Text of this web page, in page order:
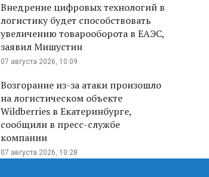
Внедрение цифровых технологий в
логистику будет способствовать
увеличению товарооборота в ЕАЭС,
заявил Мишустин
07 августа 2026, 10:09
Возгорание из-за атаки произошло
на логистическом объекте
Wildberries в Екатеринбурге,
сообщили в пресс-службе
компании
07 августа 2026, 10:28